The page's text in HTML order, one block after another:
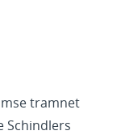
tramnet
Schindlers